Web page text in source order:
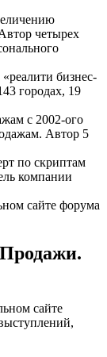
четырех
бизнес-
городах, 19
с 2002-ого
Автор 5
по скриптам
компании
сайте форума
сайте